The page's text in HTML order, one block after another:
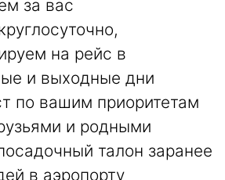
за вас
на рейс в
и выходные дни
по вашим приоритетам
и родными
талон заранее
в аэропорту